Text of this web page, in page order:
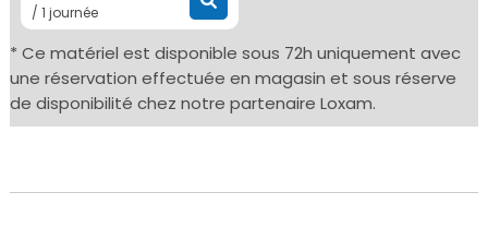
/ 1 journée
* Ce matériel est disponible sous 72h uniquement avec
une réservation effectuée en magasin et sous réserve
de disponibilité chez notre partenaire Loxam.